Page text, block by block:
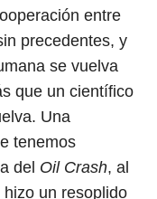
entre
precedentes, y
se vuelva
que un científico
Una
tenemos
del Oil Crash, al
un resoplido